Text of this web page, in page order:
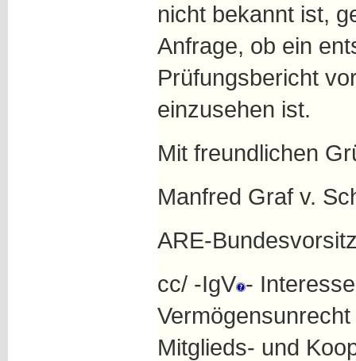
nicht bekannt ist,
Anfrage, ob ein
Prüfungsbericht
einzusehen ist.
Mit freundlichen
Manfred Graf v.
ARE-
cc/ -IgV -
Mitglieds- und